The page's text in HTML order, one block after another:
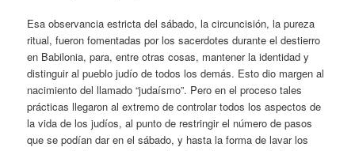
Esa observancia estricta del sábado, la circuncisión, la pureza
ritual, fueron fomentadas por los sacerdotes durante el destierro
en Babilonia, para, entre otras cosas, mantener la identidad y
distinguir al pueblo judío de todos los demás. Esto dio margen al
nacimiento del llamado “judaísmo”. Pero en el proceso tales
prácticas llegaron al extremo de controlar todos los aspectos de
la vida de los judíos, al punto de restringir el número de pasos
que se podían dar en el sábado, y hasta la forma de lavar los